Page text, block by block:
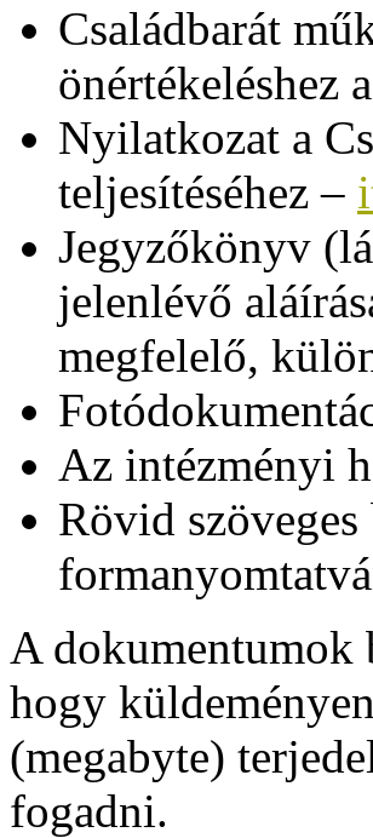
Családbarát
önértékeléshez
Nyilatkozat a
teljesítéséhez –
Jegyzőkönyv
jelenlévő
megfelelő,
Az intézményi
Rövid
A dokumentumok
hogy
(megabyte)
fogadni.